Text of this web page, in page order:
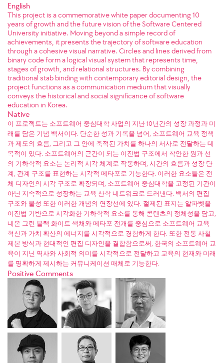
English
This project is a commemorative white paper documenting 10
years of growth and the future vision of the Software Centered
University initiative. Moving beyond a simple record of
achievements, it presents the trajectory of software education
through a cohesive visual narrative. Circles and lines derived from
binary code form a logical visual system that represents time,
stages of growth, and relational structures. By combining
traditional stab binding with contemporary editorial design, the
project functions as a communication medium that visually
conveys the historical and social significance of software
education in Korea.
Native
이 프로젝트는 소프트웨어 중심대학 사업의 지난 10년간의 성장 과정과 미
래를 담은 기념 백서이다. 단순한 성과 기록을 넘어, 소프트웨어 교육 정책
과 제도의 흐름, 그리고 그 안에 축적된 가치를 하나의 서사로 전달하는 데
목적이 있다. 소프트웨어의 근간이 되는 이진법 구조에서 착안한 원과 선
의 기하학적 요소는 논리적 시각 체계로 작동하며, 시간의 흐름과 성장 단
계, 관계 구조를 표현하는 시각적 메타포로 기능한다. 이러한 요소들은 전
체 디자인의 시각 구조로 확장되며, 소프트웨어 중심대학을 고정된 기관이
아닌 지속적으로 성장하는 교육·산학 네트워크로 드러낸다. 백서의 편집
구조와 물성 또한 이러한 개념의 연장선에 있다. 절제된 표지는 알파벳을
이진법 기반으로 시각화한 기하학적 요소를 통해 콘텐츠의 정체성을 담고,
네온 그린·블랙·화이트 색채와 메타포 전개를 중심으로 소프트웨어 교육
혁신과 가치 확산의 에너지를 시각적으로 경험하게 한다. 또한 전통 사철
제본 방식과 현대적인 편집 디자인을 결합함으로써, 한국의 소프트웨어 교
육이 지닌 역사와 사회적 의미를 시각적으로 전달하고 교육의 현재와 미래
를 명확하게 제시하는 커뮤니케이션 매체로 기능한다.
Positive Comments